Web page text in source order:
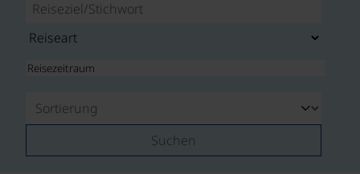
Suchen